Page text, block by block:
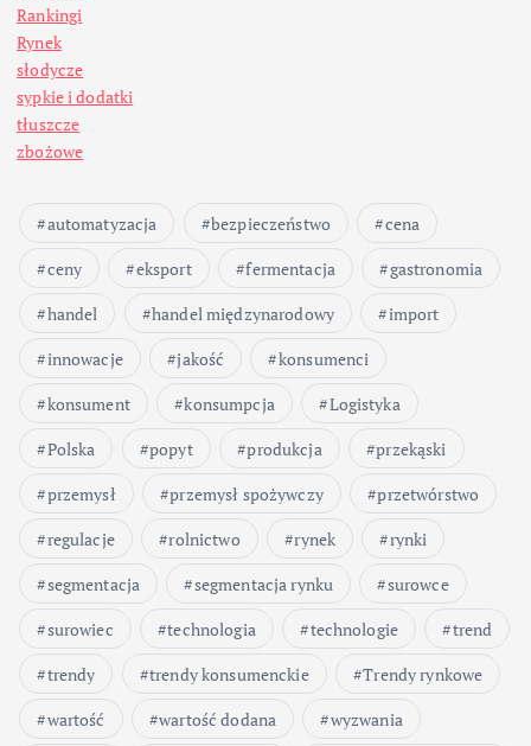
Rankingi
Rynek
słodycze
sypkie i dodatki
tłuszcze
zbożowe
automatyzacja bezpieczeństwo
cena
ceny
eksport fermentacja
gastronomia
handel
handel międzynarodowy
import
innowacje
jakość
konsumenci
konsument
konsumpcja
Logistyka
Polska
popyt produkcja
przekąski
przemysł
przemysł spożywczy
przetwórstwo
regulacje
rolnictwo rynek
rynki
segmentacja
segmentacja rynku
surowce
surowiec
technologia technologie
trend
trendy
trendy konsumenckie
Trendy rynkowe
wartość
wartość dodana
wyzwania